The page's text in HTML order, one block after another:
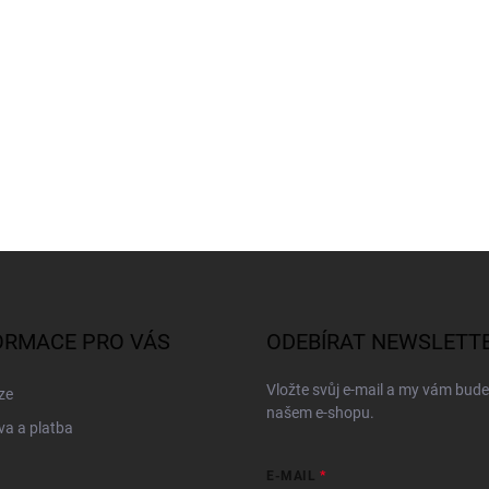
PRO VÁS
a platba
ODEBÍRAT
Vložte svůj e-mail a my vám
našem e-shopu.
E-MAIL